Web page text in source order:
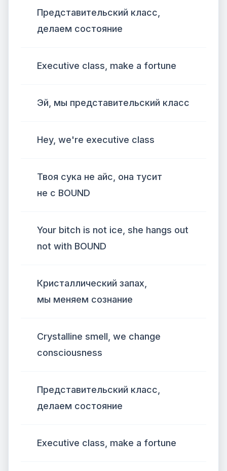
Представительский класс,
делаем состояние
Executive class, make a fortune
Эй, мы представительский класс
Hey, we're executive class
Твоя сука не айс, она тусит
не с BOUND
Your bitch is not ice, she hangs out
not with BOUND
Кристаллический запах,
мы меняем сознание
Crystalline smell, we change
consciousness
Представительский класс,
делаем состояние
Executive class, make a fortune